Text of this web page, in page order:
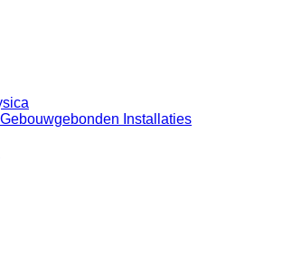
Installaties